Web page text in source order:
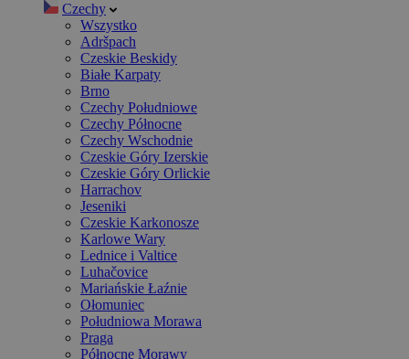
Czechy
Wszystko
Adršpach
Czeskie Beskidy
Białe Karpaty
Brno
Czechy Południowe
Czechy Północne
Czechy Wschodnie
Czeskie Góry Izerskie
Czeskie Góry Orlickie
Harrachov
Jeseniki
Czeskie Karkonosze
Karlowe Wary
Lednice i Valtice
Luhačovice
Mariańskie Łaźnie
Ołomuniec
Południowa Morawa
Praga
Północne Morawy